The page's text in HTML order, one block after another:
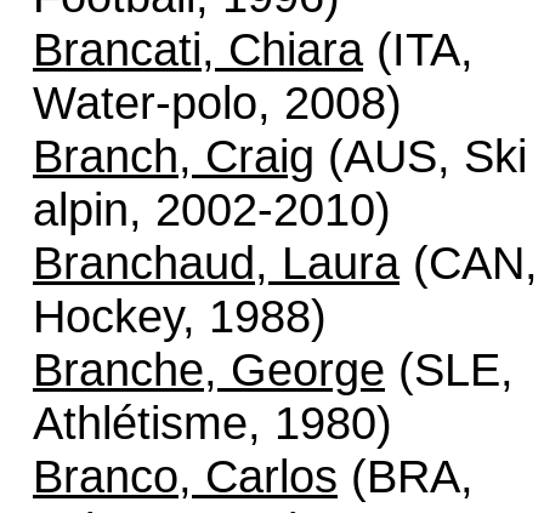
Brancati, Chiara(ITA,
Water-polo, 2008)
Branch, Craig (AUS, Ski
alpin, 2002-2010)
Branchaud, Laura(CAN,
Hockey, 1988)
Branche, George (SLE,
Athlétisme, 1980)
Branco, Carlos (BRA,